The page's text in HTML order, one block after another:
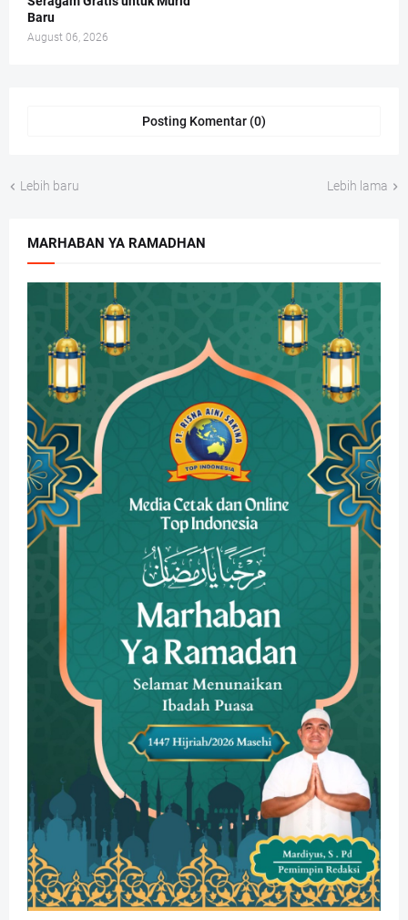
Baru
August 06, 2026
Posting Komentar (0)
Lebih baru Lebih lama
MARHABAN YA RAMADHAN